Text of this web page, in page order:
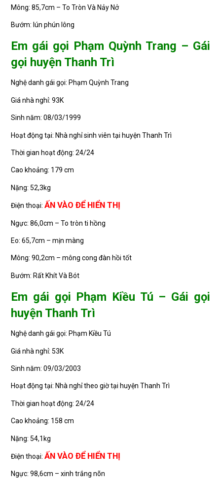
Mông: 85,7cm – To Tròn Và Nảy Nở
Bướm: lún phún lông
Em gái gọi Phạm Quỳnh Trang – Gái
gọi huyện Thanh Trì
Nghệ danh gái gọi: Phạm Quỳnh Trang
Giá nhà nghỉ: 93K
Sinh năm: 08/03/1999
Hoạt động tại: Nhà nghỉ sinh viên tại huyện Thanh Trì
Thời gian hoạt động: 24/24
Cao khoảng: 179 cm
Nặng: 52,3kg
Điện thoại:ẤN VÀO ĐỂ HIỂN THỊ
Ngực: 86,0cm – To tròn ti hồng
Eo: 65,7cm – mịn màng
Mông: 90,2cm – mông cong đàn hồi tốt
Bướm: Rất Khít Và Bót
Em gái gọi Phạm Kiều Tú – Gái gọi
huyện Thanh Trì
Nghệ danh gái gọi: Phạm Kiều Tú
Giá nhà nghỉ: 53K
Sinh năm: 09/03/2003
Hoạt động tại: Nhà nghỉ theo giờ tại huyện Thanh Trì
Thời gian hoạt động: 24/24
Cao khoảng: 158 cm
Nặng: 54,1kg
Điện thoại:ẤN VÀO ĐỂ HIỂN THỊ
Ngực: 98,6cm – xinh trắng nõn